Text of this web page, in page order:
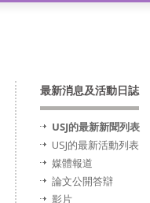
最新消息及活動日誌
USJ的最新新聞列表
USJ的最新活動列表
媒體報道
論文公開答辯
影片